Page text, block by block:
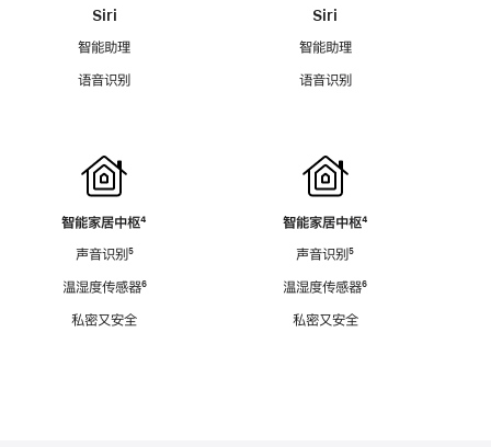
Siri
智能助理
语音识别
智能家居中枢脚
⁴
声音识别脚
⁵
温湿度传感器脚
⁶
私密又安全
Siri
智能助理
语音识别
智能家居中枢脚
⁴
声音识别脚
⁵
温湿度传感器脚
⁶
私密又安全